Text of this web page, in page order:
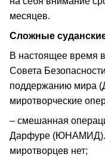
месяцев.
Сложные
В настоящее время
Совета
поддержанию мира
миротворческие
– смешанная
Дарфуре (ЮНАМИД).
миротворцев нет;